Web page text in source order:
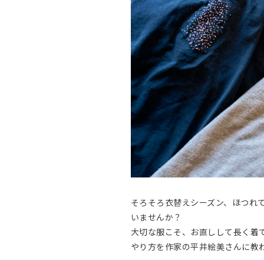
そろそろ衣替えシーズン、ほつれ
いませんか？
大切な服こそ、お直しして長く着
やり方を作家の平井絵美さんに教